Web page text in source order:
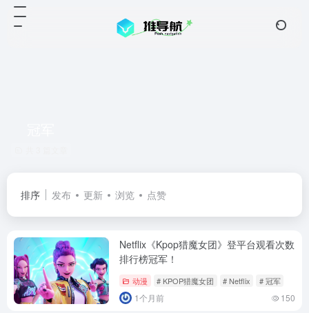
排序 发布 更新 浏览 点赞
Netflix《Kpop猎魔女团》登平台观看次数
排行榜冠军！
动漫 # KPOP猎魔女团 # Netflix # 冠军
1个月前 150